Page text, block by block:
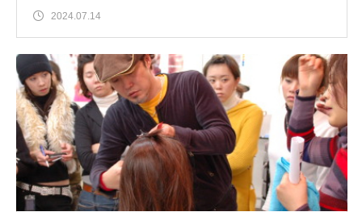
2024.07.14